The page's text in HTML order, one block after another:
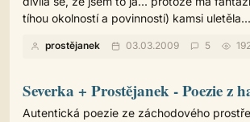
tíhou okolností a povinností) kamsi uletěla...
prostějanek 03.03.2009 5
Severka + Prostějanek - Poezie z
Autentická poezie ze záchodového